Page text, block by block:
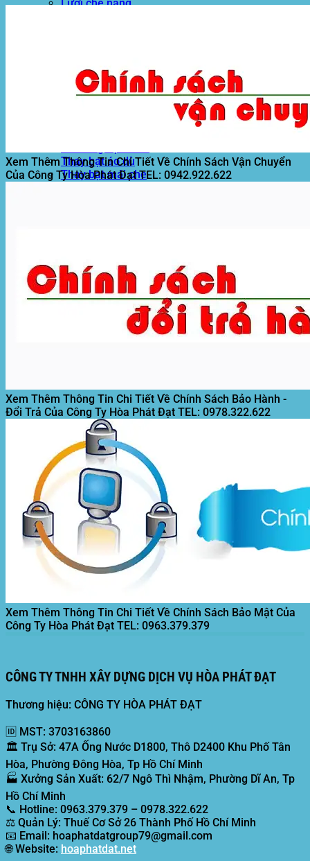
Lưới che nắng
Thi Công Mái Xếp TPHCM
Thi Công Mái Xếp Bình Dương
Thi Công Mái Xếp Biên Hòa
Thay bạt áo dù
Thay bạt mái che
Xem Thêm Thông Tin Chi Tiết Về Chính Sách Vận Chuyển
Của Công Ty Hòa Phát ĐạtTEL: 0942.922.622
Xem Thêm Thông Tin Chi Tiết Về Chính Sách Bảo Hành -
Đổi Trả Của Công Ty Hòa Phát Đạt TEL: 0978.322.622
Xem Thêm Thông Tin Chi Tiết Về Chính Sách Bảo Mật Của
Công Ty Hòa Phát Đạt TEL: 0963.379.379
CÔNG TY TNHH XÂY DỰNG DỊCH VỤ HÒA PHÁT ĐẠT
Thương hiệu: CÔNG TY HÒA PHÁT ĐẠT
🆔 MST: 3703163860
🏛️ Trụ Sở: 47A Ống Nước D1800, Thô D2400 Khu Phố Tân
Hòa, Phường Đông Hòa, Tp Hồ Chí Minh
🏭 Xưởng Sản Xuất: 62/7 Ngô Thì Nhậm, Phường Dĩ An, Tp
Hồ Chí Minh
📞 Hotline: 0963.379.379 – 0978.322.622
⚖️ Quản Lý: Thuế Cơ Sở 26 Thành Phố Hồ Chí Minh
📧 Email: hoaphatdatgroup79@gmail.com
🌐Website: hoaphatdat.net